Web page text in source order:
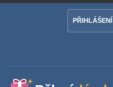
PŘIHLÁŠENÍ